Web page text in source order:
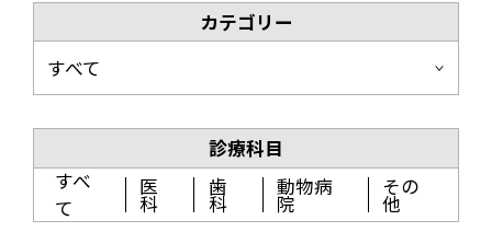
カテゴリー
すべて
診療科目
すべ
て
医
科
歯
科
動物病
院
その
他